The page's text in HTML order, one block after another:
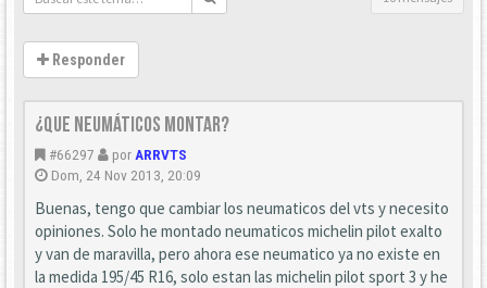
Responder
¿que neumáticos montar?
#66297 por ARRVTS
Dom, 24 Nov 2013, 20:09
Buenas, tengo que cambiar los neumaticos del vts y necesito
opiniones. Solo he montado neumaticos michelin pilot exalto
y van de maravilla, pero ahora ese neumatico ya no existe en
la medida 195/45 R16, solo estan las michelin pilot sport 3 y he